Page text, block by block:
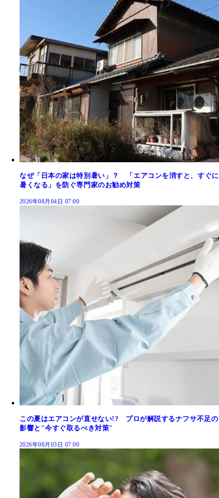
なぜ「日本の家は特別暑い」？ 「エアコンを消すと、すぐに
暑くなる」を防ぐ専門家のお勧め対策
2026年08月04日 07:00
この夏はエアコンが直せない!? プロが解説するナフサ不足の
影響と"今すぐ取るべき対策"
2026年08月03日 07:00